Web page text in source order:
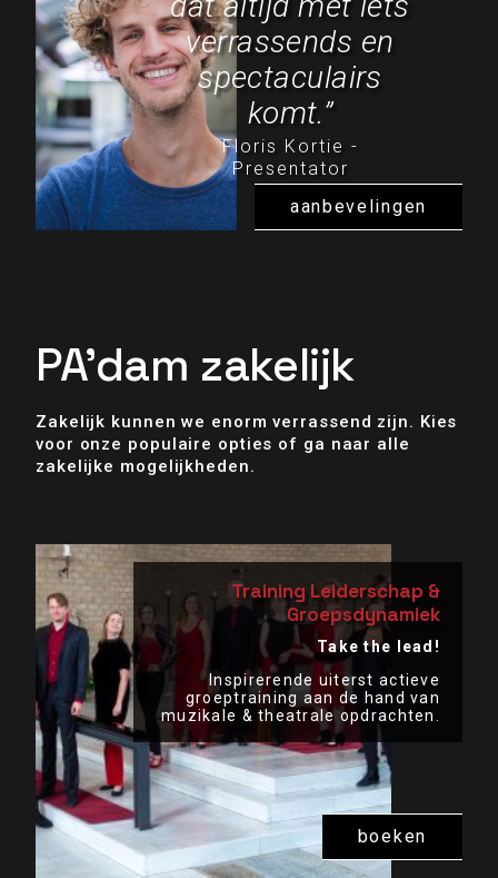
verrassends en
spectaculairs
komt.”
Floris Kortie -
Presentator
aanbevelingen
PA’dam zakelijk
Zakelijk kunnen we enorm verrassend zijn. Kies
voor onze populaire opties of ga naar alle
zakelijke mogelijkheden.
boeken
Training Leiderschap &
Groepsdynamiek
Take the lead!
Inspirerende uiterst actieve
groeptraining aan de hand van
muzikale & theatrale opdrachten.